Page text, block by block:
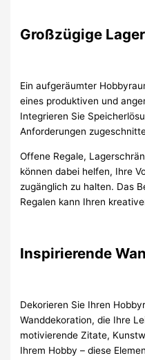
Großzügige
Ein aufgeräumter
eines produktiven und
Integrieren Sie
Anforderungen
Offene Regale,
können dabei helfen, Ihre
zugänglich zu halten. Das
Regalen kann Ihren
Inspirierende
Dekorieren Sie Ihren
Wanddekoration, die Ihre
motivierende Zitate,
Ihrem Hobby – diese